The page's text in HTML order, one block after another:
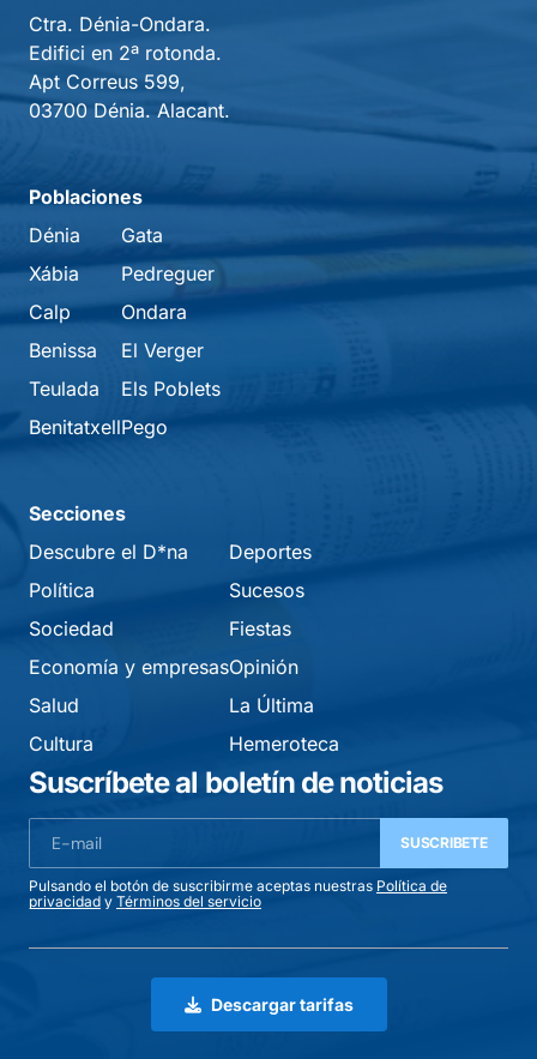
Ctra. Dénia-Ondara.
Edifici en 2ª rotonda.
Apt Correus 599,
03700 Dénia. Alacant.
Poblaciones
Dénia
Xábia
Calp
Benissa
Teulada
Benitatxell
Gata
Pedreguer
Ondara
El Verger
Els Poblets
Pego
Secciones
Descubre el D*na
Política
Sociedad
Economía y empresas
Salud
Cultura
Deportes
Sucesos
Fiestas
Opinión
La Última
Hemeroteca
Suscríbete al boletín de noticias
SUSCRIBETE
Pulsando el botón de suscribirme aceptas nuestras Política de
privacidad y Términos del servicio
Descargar tarifas